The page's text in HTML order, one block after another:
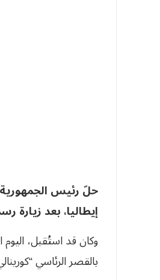
حلّ رئيس
إيطاليا، بعد زيارة
وكان قد استُقبل، اليوم
بالقصر الرئاسي